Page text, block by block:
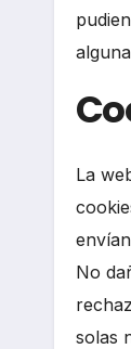
La
No
solas